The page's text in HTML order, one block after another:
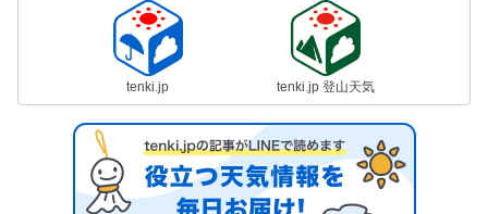
tenki.jp tenki.jp 登山天気